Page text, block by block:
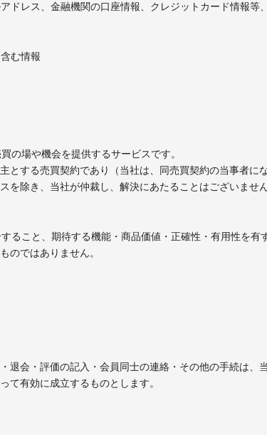
ドレス、金融機関の口座情報、クレジットカード情報等
む情報
の場や機会を提供するサービスです。
とする売買契約であり（当社は、同売買契約の当事者に
を除き、当社が仲裁し、解決にあたることはございませ
ること、期待する機能・商品価値・正確性・有用性を有
のではありません。
退会・評価の記入・会員同士の連絡・その他の手続は、
て有効に成立するものとします。